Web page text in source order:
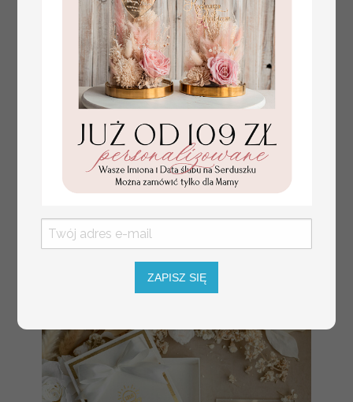
Prezent dla dziecka na narodziny
welurowy album na zdjęcia,
ZAPISZ SIĘ